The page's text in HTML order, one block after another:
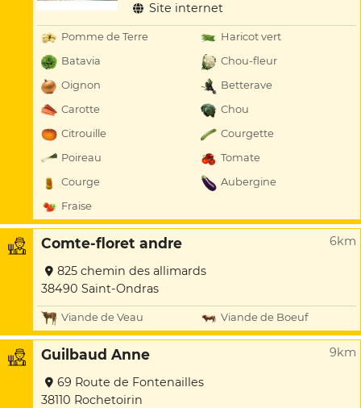
Site internet
Pomme de Terre
Haricot vert
Batavia
Chou-fleur
Oignon
Betterave
Carotte
Chou
Citrouille
Courgette
Poireau
Tomate
Courge
Aubergine
Fraise
Comte-floret andre 6km
825 chemin des allimards
38490 Saint-Ondras
Viande de Veau Viande de Boeuf
Guilbaud Anne 9km
69 Route de Fontenailles
38110 Rochetoirin